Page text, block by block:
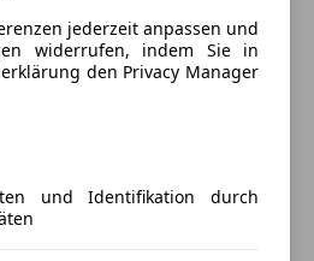
250 d | 140 kW (190 PS) |
140-kW-
Pickup überzeugt durch die
jederzeit anpassen und
widerrufen, indem Sie in
den Privacy Manager
und Identifikation durch